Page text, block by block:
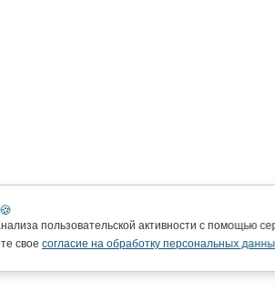
пользовательской активности с помощью
своесогласие на обработку персональных